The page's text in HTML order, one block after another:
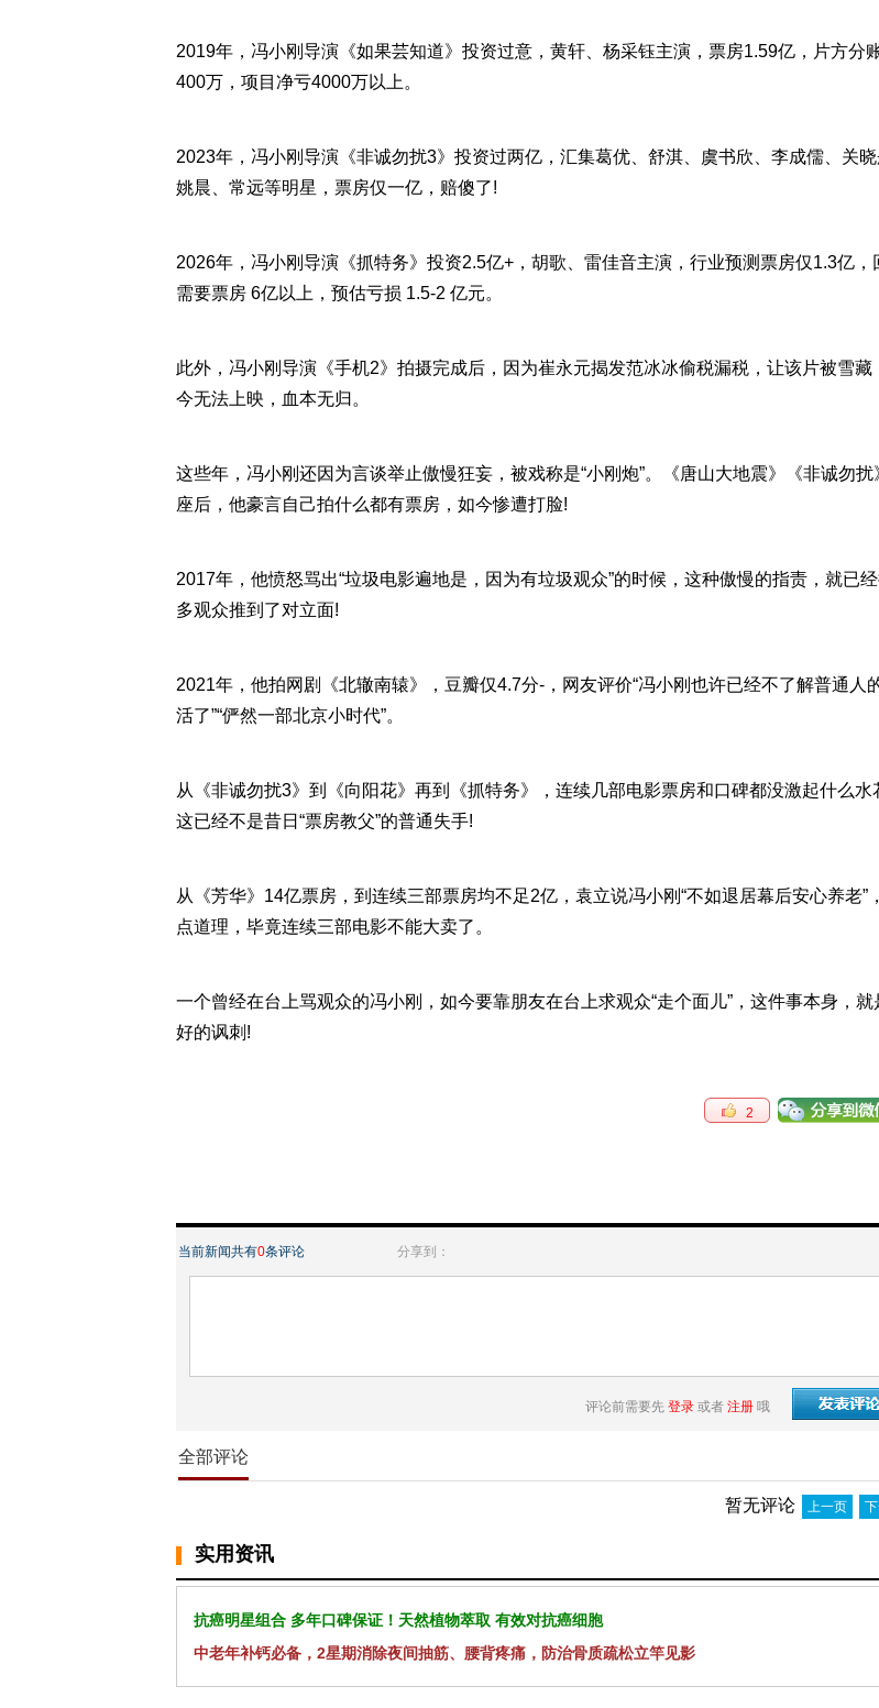
2019年，冯小刚导演《如果芸知道》投资过意，黄轩、杨采钰主演，票房1.59亿，片方分
400万，项目净亏4000万以上。
2023年，冯小刚导演《非诚勿扰3》投资过两亿，汇集葛优、舒淇、虞书欣、李成儒、关晓
姚晨、常远等明星，票房仅一亿，赔傻了!
2026年，冯小刚导演《抓特务》投资2.5亿+，胡歌、雷佳音主演，行业预测票房仅1.3亿，
需要票房 6亿以上，预估亏损 1.5-2 亿元。
此外，冯小刚导演《手机2》拍摄完成后，因为崔永元揭发范冰冰偷税漏税，让该片被雪藏
今无法上映，血本无归。
这些年，冯小刚还因为言谈举止傲慢狂妄，被戏称是“小刚炮”。《唐山大地震》《非诚勿扰
座后，他豪言自己拍什么都有票房，如今惨遭打脸!
2017年，他愤怒骂出“垃圾电影遍地是，因为有垃圾观众”的时候，这种傲慢的指责，就已
多观众推到了对立面!
2021年，他拍网剧《北辙南辕》，豆瓣仅4.7分-，网友评价“冯小刚也许已经不了解普通人
活了”“俨然一部北京小时代”。
从《非诚勿扰3》到《向阳花》再到《抓特务》，连续几部电影票房和口碑都没激起什么水
这已经不是昔日“票房教父”的普通失手!
从《芳华》14亿票房，到连续三部票房均不足2亿，袁立说冯小刚“不如退居幕后安心养老”
点道理，毕竟连续三部电影不能大卖了。
一个曾经在台上骂观众的冯小刚，如今要靠朋友在台上求观众“走个面儿”，这件事本身，就
好的讽刺!
2
当前新闻共有0条评论 分享到：
评论前需要先 登录 或者 注册 哦
全部评论
暂无评论 上一页
实用资讯
抗癌明星组合 多年口碑保证！天然植物萃取 有效对抗癌细胞
中老年补钙必备，2星期消除夜间抽筋、腰背疼痛，防治骨质疏松立竿见影